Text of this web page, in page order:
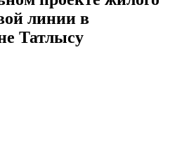
линии в
Татлысу